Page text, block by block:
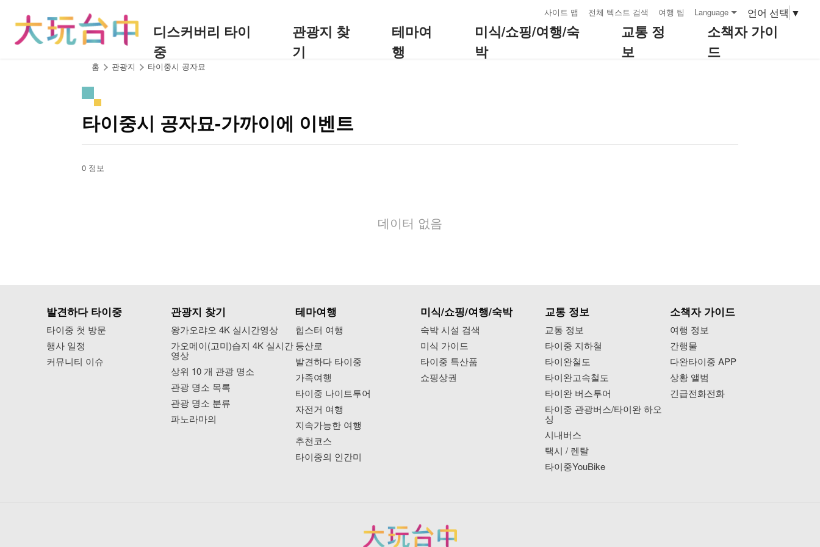
사이트 맵 전체 텍스트 검색 여행 팁 Language 언어 선택 ▼
디스커버리 타이
중
관광지 찾
기
테마여
행
미식/쇼핑/여행/숙
박
교통 정
보
소책자 가이
드
홈 관광지 타이중시 공자묘
타이중시 공자묘-가까이에 이벤트
0 정보
데이터 없음
발견하다 타이중
타이중 첫 방문
행사 일정
커뮤니티 이슈
관광지 찾기
왕가오랴오 4K 실시간영상
가오메이(고미)습지 4K 실시간
영상
상위 10 개 관광 명소
관광 명소 목록
관광 명소 분류
파노라마의
테마여행
힙스터 여행
등산로
발견하다 타이중
가족여행
타이중 나이트투어
자전거 여행
지속가능한 여행
추천코스
타이중의 인간미
미식/쇼핑/여행/숙박
숙박 시설 검색
미식 가이드
타이중 특산품
쇼핑상권
교통 정보
교통 정보
타이중 지하철
타이완철도
타이완고속철도
타이완 버스투어
타이중 관광버스/타이완 하오
싱
시내버스
택시 / 렌탈
타이중YouBike
소책자 가이드
여행 정보
간행물
다완타이중 APP
상황 앨범
긴급전화전화